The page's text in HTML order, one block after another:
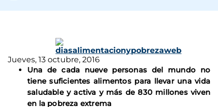
Jueves, 13 octubre, 2016
Una de cada nueve personas del mundo no
tiene suficientes alimentos para llevar una vida
saludable y activa y más de 830 millones viven
en la pobreza extrema